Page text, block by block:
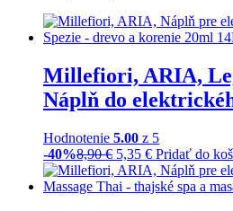
Millefiori, ARIA,
Náplň do
Hodnotenie 5.00 z 5
-40%8,90€ 5,35 € Pridať do